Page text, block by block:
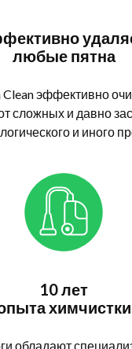
любые пятна
Clean эффективно
сложных и давно
и иного
10 лет
химчистки
обладают